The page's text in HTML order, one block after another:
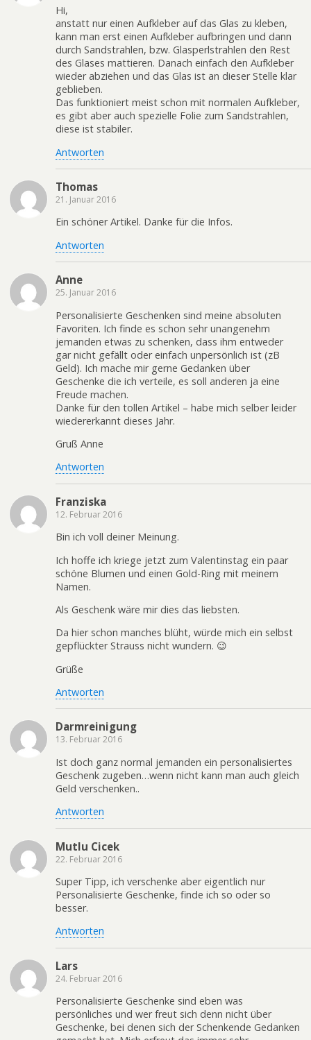
Hi,
anstatt nur einen Aufkleber auf das Glas zu kleben,
kann man erst einen Aufkleber aufbringen und dann
durch Sandstrahlen, bzw. Glasperlstrahlen den Rest
des Glases mattieren. Danach einfach den Aufkleber
wieder abziehen und das Glas ist an dieser Stelle klar
geblieben.
Das funktioniert meist schon mit normalen Aufkleber,
es gibt aber auch spezielle Folie zum Sandstrahlen,
diese ist stabiler.
Antworten
Thomas
21. Januar 2016
Ein schöner Artikel. Danke für die Infos.
Antworten
Anne
25. Januar 2016
Personalisierte Geschenken sind meine absoluten
Favoriten. Ich finde es schon sehr unangenehm
jemanden etwas zu schenken, dass ihm entweder
gar nicht gefällt oder einfach unpersönlich ist (zB
Geld). Ich mache mir gerne Gedanken über
Geschenke die ich verteile, es soll anderen ja eine
Freude machen.
Danke für den tollen Artikel – habe mich selber leider
wiedererkannt dieses Jahr.
Gruß Anne
Antworten
Franziska
12. Februar 2016
Bin ich voll deiner Meinung.
Ich hoffe ich kriege jetzt zum Valentinstag ein paar
schöne Blumen und einen Gold-Ring mit meinem
Namen.
Als Geschenk wäre mir dies das liebsten.
Da hier schon manches blüht, würde mich ein selbst
gepflückter Strauss nicht wundern. 😉
Grüße
Antworten
Darmreinigung
13. Februar 2016
Ist doch ganz normal jemanden ein personalisiertes
Geschenk zugeben…wenn nicht kann man auch gleich
Geld verschenken..
Antworten
Mutlu Cicek
22. Februar 2016
Super Tipp, ich verschenke aber eigentlich nur
Personalisierte Geschenke, finde ich so oder so
besser.
Antworten
Lars
24. Februar 2016
Personalisierte Geschenke sind eben was
persönliches und wer freut sich denn nicht über
Geschenke, bei denen sich der Schenkende Gedanken